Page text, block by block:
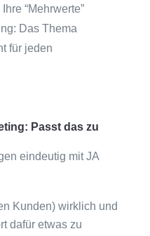
“Mehrwerte”
Das Thema
für jeden
Passt das zu
eindeutig mit JA
Kunden) wirklich und
dafür etwas zu